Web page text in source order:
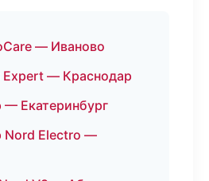
— Иваново
Expert — Краснодар
— Екатеринбург
Nord Electro —